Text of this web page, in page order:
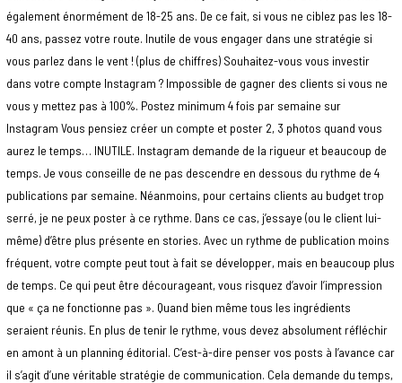
également énormément de 18-25 ans. De ce fait, si vous ne ciblez pas les 18-
40 ans, passez votre route. Inutile de vous engager dans une stratégie si
vous parlez dans le vent ! (plus de chiffres) Souhaitez-vous vous investir
dans votre compte Instagram ? Impossible de gagner des clients si vous ne
vous y mettez pas à 100%. Postez minimum 4 fois par semaine sur
Instagram Vous pensiez créer un compte et poster 2, 3 photos quand vous
aurez le temps… INUTILE. Instagram demande de la rigueur et beaucoup de
temps. Je vous conseille de ne pas descendre en dessous du rythme de 4
publications par semaine. Néanmoins, pour certains clients au budget trop
serré, je ne peux poster à ce rythme. Dans ce cas, j’essaye (ou le client lui-
même) d’être plus présente en stories. Avec un rythme de publication moins
fréquent, votre compte peut tout à fait se développer, mais en beaucoup plus
de temps. Ce qui peut être décourageant, vous risquez d’avoir l’impression
que « ça ne fonctionne pas ». Quand bien même tous les ingrédients
seraient réunis. En plus de tenir le rythme, vous devez absolument réfléchir
en amont à un planning éditorial. C’est-à-dire penser vos posts à l’avance car
il s’agit d’une véritable stratégie de communication. Cela demande du temps,